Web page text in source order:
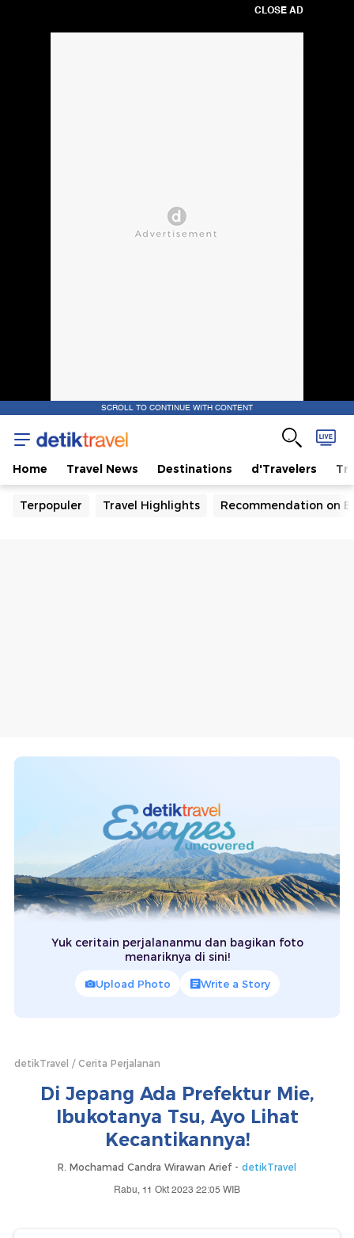
CLOSE AD
SCROLL TO CONTINUE WITH CONTENT
Home Travel News Destinations d'Travelers
Terpopuler Travel Highlights Recommendation on
Yuk ceritain perjalananmu dan bagikan foto
menariknya di sini!
Upload Photo Write a Story
detikTravel Cerita Perjalanan
Di Jepang Ada Prefektur Mie,
Ibukotanya Tsu, Ayo Lihat
Kecantikannya!
R. Mochamad Candra Wirawan Arief - detikTravel
Rabu, 11 Okt 2023 22:05 WIB